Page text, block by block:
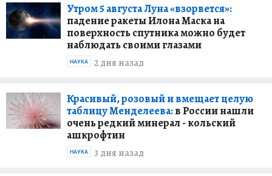
Утром 5 августа Луна «взорвется»:
падение ракеты Илона Маска на
поверхность спутника можно будет
наблюдать своими глазами
2 дня назад
НАУКА
Красивый, розовый и вмещает целую
таблицу Менделеева:в России нашли
очень редкий минерал - кольский
ашкрофтин
3 дня назад
НАУКА